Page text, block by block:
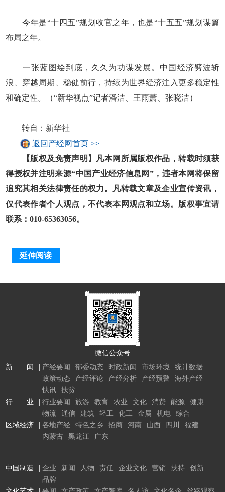
今年是“十四五”规划收官之年，也是“十五五”规划谋篇
布局之年。
一张蓝图绘到底，久久为功谋发展。中国经济劈波斩
浪、穿越周期、稳健前行，持续为世界经济注入更多稳定性
和确定性。（“新华视点”记者潘洁、王雨萧、张晓洁）
转自：新华社
返回产经网首页 >>
【版权及免责声明】凡本网所属版权作品，转载时须获
得授权并注明来源“中国产业经济信息网”，违者本网将保留
追究其相关法律责任的权力。凡转载文章及企业宣传资讯，
仅代表作者个人观点，不代表本网观点和立场。版权事宜请
联系：010-65363056。
延伸阅读
微信公众号
新 闻
产经要闻 部委动态 时政新闻 市场环境
统计数据
政策动态
产经评论 产经分析 产经预警
海外产经
快讯
扶贫
行 业
行业要闻 旅游 教育 农业 文化 消费 能源
健康
物流
通信 建筑 轻工 化工 金属 机电
综合
区域经济
各地产经 特色之乡 招商 河南 山西 四川
福建
内蒙古
黑龙江 广东
中国制造 企业 新闻 人物 责任 企业文化 营销 扶持
创新
品牌